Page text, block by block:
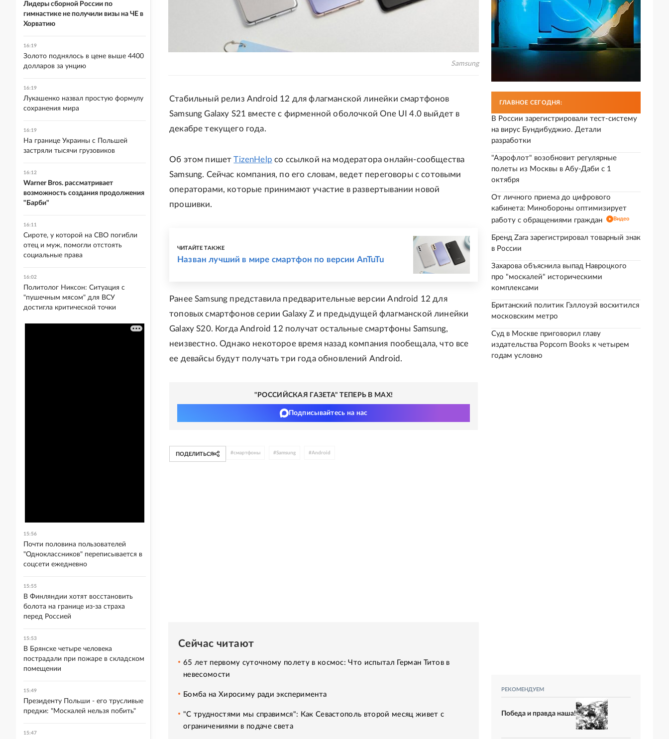
Samsung
Стабильный релиз Android 12 для флагманской линейки смартфонов
Samsung Galaxy S21 вместе с фирменной оболочкой One UI 4.0 выйдет в
декабре текущего года.
Об этом пишетTizenHelp со ссылкой на модератора онлайн-сообщества
Samsung. Сейчас компания, по его словам, ведет переговоры с сотовыми
операторами, которые принимают участие в развертывании новой
прошивки.
ЧИТАЙТЕ ТАКЖЕ
Назван лучший в мире смартфон по версии AnTuTu
Ранее Samsung представила предварительные версии Android 12 для
топовых смартфонов серии Galaxy Z и предыдущей флагманской линейки
Galaxy S20. Когда Android 12 получат остальные смартфоны Samsung,
неизвестно. Однако некоторое время назад компания пообещала, что все
ее девайсы будут получать три года обновлений Android.
"РОССИЙСКАЯ ГАЗЕТА" ТЕПЕРЬ В MAX!
Подписывайтесь на нас
ПОДЕЛИТЬСЯ #смартфоны #Samsung #Android
Сейчас читают
65 лет первому суточному полету в космос: Что испытал Герман Титов в
невесомости
Бомба на Хиросиму ради эксперимента
"С трудностями мы справимся": Как Севастополь второй месяц живет с
ограничениями в подаче света
ГЛАВНОЕ СЕГОДНЯ:
В России зарегистрировали тест-систему
на вирус Бундибуджио. Детали
разработки
"Аэрофлот" возобновит регулярные
полеты из Москвы в Абу-Даби с 1
октября
От личного приема до цифрового
кабинета: Минобороны оптимизирует
работу с обращениями граждан
Видео
Бренд Zara зарегистрировал товарный знак
в России
Захарова объяснила выпад Навроцкого
про "москалей" историческими
комплексами
Британский политик Гэллоуэй восхитился
московским метро
Суд в Москве приговорил главу
издательства Popcorn Books к четырем
годам условно
РЕКОМЕНДУЕМ
Победа и правда наша!
Лидеры сборной России по
гимнастике не получили визы на ЧЕ в
Хорватию
16:19
Золото поднялось в цене выше 4400
долларов за унцию
16:19
Лукашенко назвал простую формулу
сохранения мира
16:19
На границе Украины с Польшей
застряли тысячи грузовиков
16:12
Warner Bros. рассматривает
возможность создания продолжения
"Барби"
16:11
Сироте, у которой на СВО погибли
отец и муж, помогли отстоять
социальные права
16:02
Политолог Никсон: Ситуация с
"пушечным мясом" для ВСУ
достигла критической точки
15:56
Почти половина пользователей
"Одноклассников" переписывается в
соцсети ежедневно
15:55
В Финляндии хотят восстановить
болота на границе из-за страха
перед Россией
15:53
В Брянске четыре человека
пострадали при пожаре в складском
помещении
15:49
Президенту Польши - его трусливые
предки: "Москалей нельзя побить"
15:47